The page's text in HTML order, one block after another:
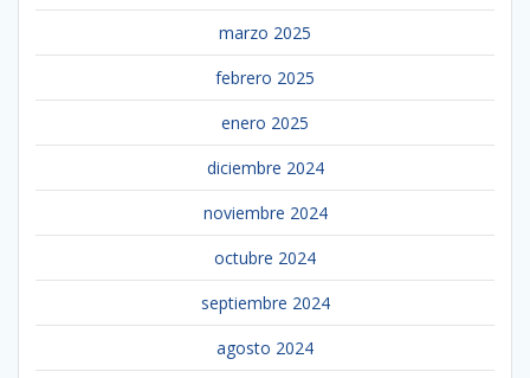
marzo 2025
febrero 2025
enero 2025
diciembre 2024
noviembre 2024
octubre 2024
septiembre 2024
agosto 2024